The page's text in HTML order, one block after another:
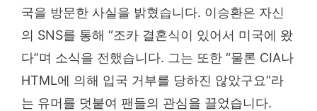
국을 방문한 사실을 밝혔습니다. 이승환은 자신
의 SNS를 통해 “조카 결혼식이 있어서 미국에 왔
다”며 소식을 전했습니다. 그는 또한 “물론 CIA나
HTML에 의해 입국 거부를 당하진 않았구요”라
는 유머를 덧붙여 팬들의 관심을 끌었습니다.